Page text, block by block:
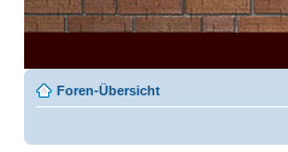
Foren-Übersicht